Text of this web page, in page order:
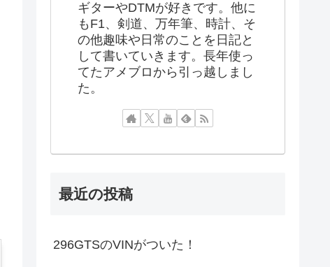
ギターやDTMが好きです。他に
もF1、剣道、万年筆、時計、そ
の他趣味や日常のことを日記と
して書いていきます。長年使っ
てたアメブロから引っ越しまし
た。
最近の投稿
296GTSのVINがついた！